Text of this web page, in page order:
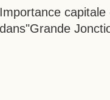
Importance
dans"Grande